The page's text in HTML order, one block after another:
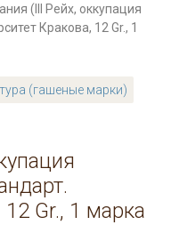
(III Рейх, оккупация
Кракова, 12 Gr., 1
(гашеные марки)
Gr., 1 марка